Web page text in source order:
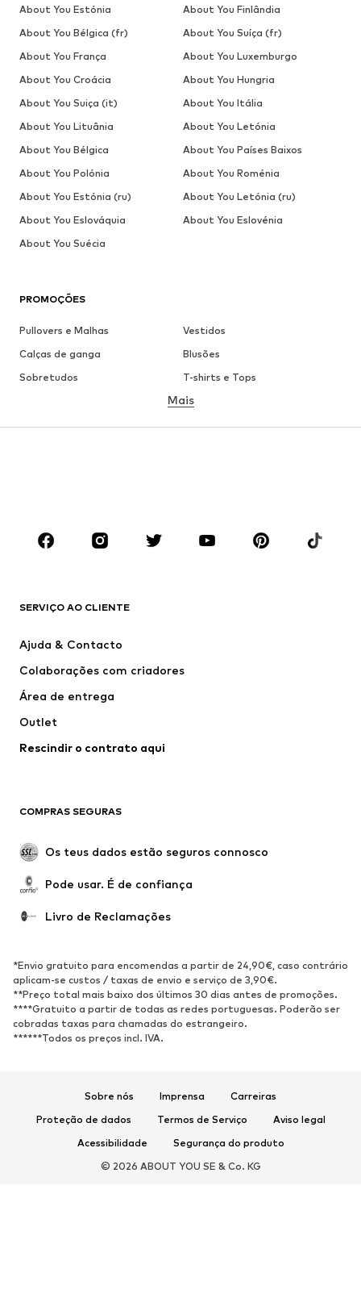
PROMOÇÕES
Pullovers e Malhas
Vestidos
Calças de ganga
Blusões
Sobretudos
T-shirts e Tops
Roupa interior
Saias
Blusas e Túnicas
Acessórios
Premium
Novidades
Roupa interior
Sobretudos
Roupa de banho
Upcycling
SAPATOS
Novidades
altos
Sandálias
Sapatos baixos
Sapatilhas de desporto
Sabrinas
Sapatos abertos
Roupa desportiva
Tipos de desporto
Sapatilhas de desporto
Mochilas e Sacos de desporto
Mais
SERVIÇO AO CLIENTE
Ajuda & Contacto
Colaborações com criadores
Área de entrega
Outlet
Rescindir o contrato aqui
COMPRAS SEGURAS
Os teus dados estão seguros connosco
Pode usar. É de confiança
Livro de Reclamações
*Envio gratuito para encomendas a partir de 24,90€, caso contrário
aplicam-se custos / taxas de envio e serviço de 3,90€.
**Preço total mais baixo dos últimos 30 dias antes de promoções.
****Gratuito a partir de todas as redes portuguesas. Poderão ser
cobradas taxas para chamadas do estrangeiro.
******Todos os preços incl. IVA.
Sobre nós Imprensa
Carreiras
Proteção de dados
Termos de Serviço
Aviso legal
Acessibilidade
Segurança do produto
© 2026 ABOUT YOU SE & Co. KG
About You Estónia
About You Finlândia
About You Bélgica (fr)
About You Suíça (fr)
About You França
About You Luxemburgo
About You Croácia
About You Hungria
About You Suiça (it)
About You Itália
About You Lituânia
About You Letónia
About You Bélgica
About You Países Baixos
About You Polónia
About You Roménia
About You Estónia (ru)
About You Letónia (ru)
About You Eslováquia
About You Eslovénia
About You Suécia